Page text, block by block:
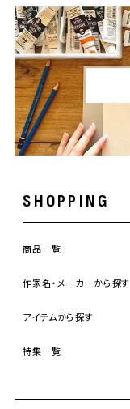
SHOPPING
商品一覧
作家名・メーカーから探す
アイテムから探す
特集一覧